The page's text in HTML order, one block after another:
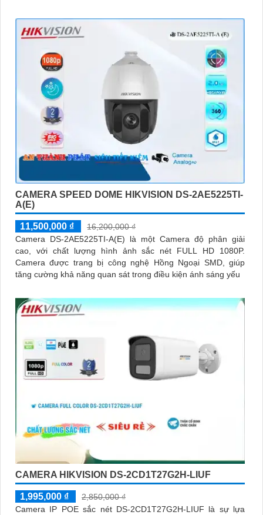
CAMERA SPEED DOME HIKVISION DS-2AE5225TI-
A(E)
11,500,000 ₫
16,200,000 ₫
Camera DS-2AE5225TI-A(E) là một Camera độ phân giải
cao, với chất lượng hình ảnh sắc nét FULL HD 1080P.
Camera được trang bị công nghệ Hồng Ngoại SMD, giúp
tăng cường khả năng quan sát trong điều kiện ánh sáng yếu
CAMERA HIKVISION DS-2CD1T27G2H-LIUF
1,995,000 ₫
2,850,000 ₫
Camera IP POE sắc nét DS-2CD1T27G2H-LIUF là sự lựa